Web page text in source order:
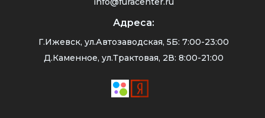
Адреса:
Г.Ижевск, ул.Автозаводская, 5Б: 7:00-23:00
Д.Каменное, ул.Трактовая, 2В: 8:00-21:00